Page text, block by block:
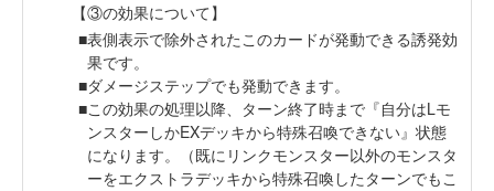
【③の効果について】
表側表示で除外されたこのカードが発動できる誘発効
果です。
ダメージステップでも発動できます。
この効果の処理以降、ターン終了時まで『自分はLモ
ンスターしかEXデッキから特殊召喚できない』状態
になります。（既にリンクモンスター以外のモンスタ
ーをエクストラデッキから特殊召喚したターンでもこ